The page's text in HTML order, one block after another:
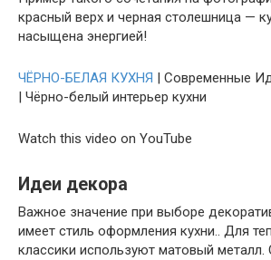
красный верх и черная столешница —
насыщена энергией!
ЧЁРНО-БЕЛАЯ КУХНЯ | Современные
| Чёрно-белый интерьер кухни
Watch this video on YouTube
Идеи декора
Важное значение при выборе
имеет стиль оформления кухни.. Для
классики используют матовый металл.